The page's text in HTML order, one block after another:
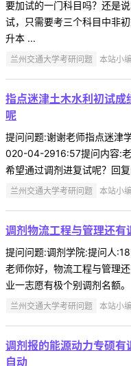
要加试的一门科目吗？还是
试，只需要考三个科目中非
升本 ...
兰州交通大学考研问题 本站小
指点迷津土木水利初试
呢
提问问题:谢谢老师指点迷津
020-04-2916:57提问内容:
希望通过调剂进复试呢？回
兰州交通大学考研问题 本站小
调剂物流工程与管理还
提问问题:调剂学院:提问人
老师你好，物流工程与管理
业一志愿有极个别调剂名额
兰州交通大学考研问题 本站小
调剂报的能源动力专硕
自动